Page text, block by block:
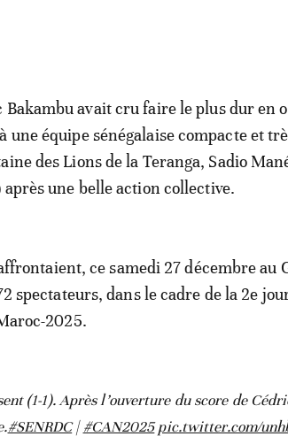
Bakambu avait cru faire le plus dur en
une équipe sénégalaise compacte et
des Lions de la Teranga, Sadio
après une belle action collective.
ce samedi 27 décembre au
spectateurs, dans le cadre de la 2e
2025.
1). Après l’ouverture du score de
#SENRDC|#CAN2025 pic.twitter.com/